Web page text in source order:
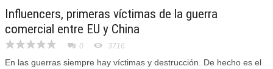
Influencers, primeras víctimas de la guerra
comercial entre EU y China
0 3716
En las guerras siempre hay víctimas y destrucción. De hecho es el